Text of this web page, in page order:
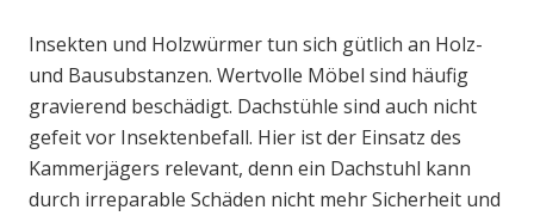
Insekten und Holzwürmer tun sich gütlich an Holz-
und Bausubstanzen. Wertvolle Möbel sind häufig
gravierend beschädigt. Dachstühle sind auch nicht
gefeit vor Insektenbefall. Hier ist der Einsatz des
Kammerjägers relevant, denn ein Dachstuhl kann
durch irreparable Schäden nicht mehr Sicherheit und